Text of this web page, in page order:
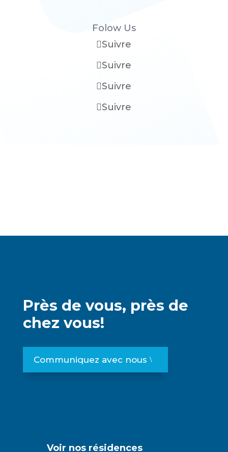
Folow Us
Suivre
Suivre
Suivre
Suivre
Près de vous, près de
chez vous!
Communiquez avec nous
Voir nos résidences